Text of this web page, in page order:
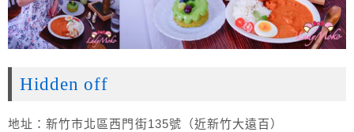
Hidden off
地址：新竹市北區西門街135號（近新竹大遠百）